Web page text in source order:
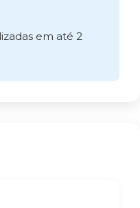
em até 2